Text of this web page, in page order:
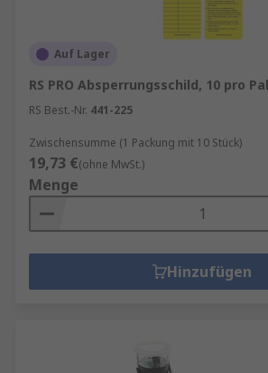
Auf Lager
RS PRO Absperrungsschild, 10 pro
RS Best.-Nr. 441-225
Zwischensumme (1 Packung mit 10 Stück)
19,73 €(ohne MwSt.)
Menge
Hinzufügen